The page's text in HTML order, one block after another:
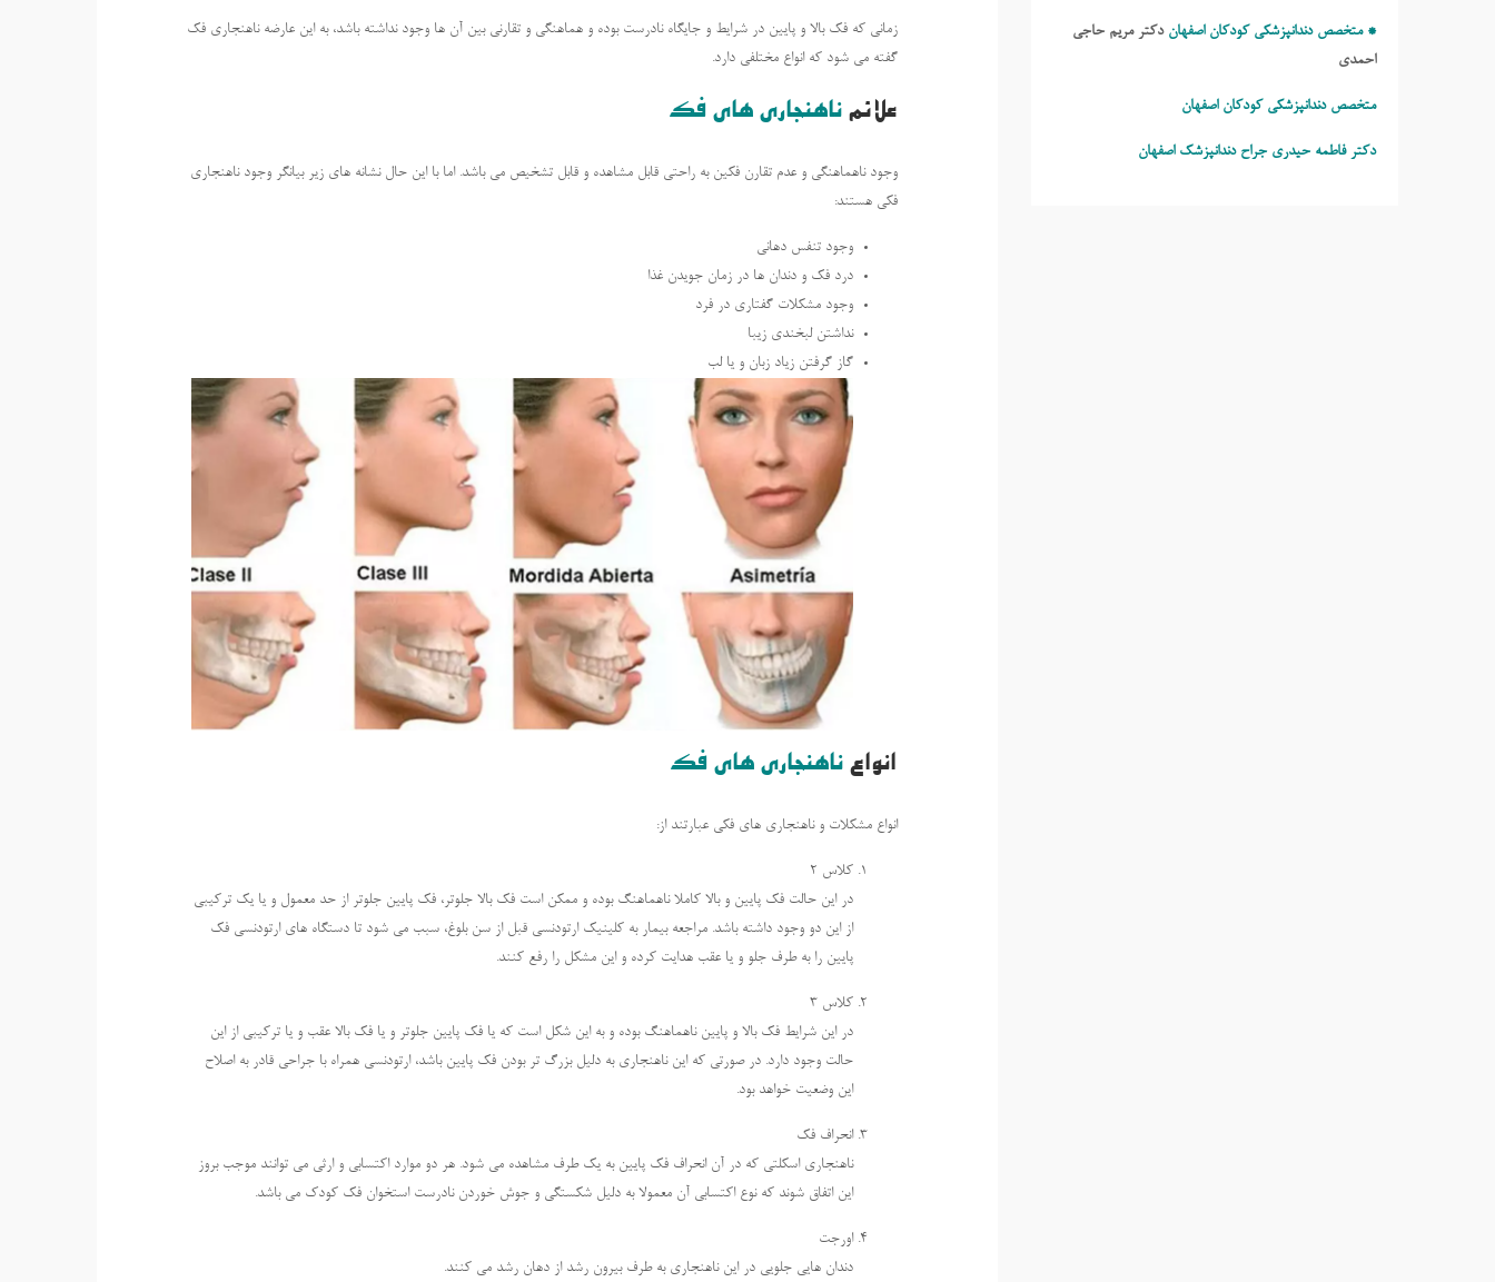
زمانی که فک بالا و پایین در شرایط و جایگاه نادرست بوده و هماهنگی و تقارنی بین آن ها وجود نداشته باشد، به این عارضه ناهنجاری فک
گفته می شود که انواع مختلفی دارد.
علائم ناهنجاری های فک
وجود ناهماهنگی و عدم تقارن فکین به راحتی قابل مشاهده و قابل تشخیص می باشد. اما با این حال نشانه های زیر بیانگر وجود ناهنجاری
فکی هستند:
وجود تنفس دهانی
درد فک و دندان ها در زمان جویدن غذا
وجود مشکلات گفتاری در فرد
نداشتن لبخندی زیبا
گاز گرفتن زیاد زبان و یا لب
انواع ناهنجاری های فک
انواع مشکلات و ناهنجاری های فکی عبارتند از:
کلاس 2
در این حالت فک پایین و بالا کاملا ناهماهنگ بوده و ممکن است فک بالا جلوتر، فک پایین جلوتر از حد معمول و یا یک ترکیبی
از این دو وجود داشته باشد. مراجعه بیمار به کلینیک ارتودنسی قبل از سن بلوغ، سبب می شود تا دستگاه های ارتودنسی فک
پایین را به طرف جلو و یا عقب هدایت کرده و این مشکل را رفع کنند.
کلاس 3
در این شرایط فک بالا و پایین ناهماهنگ بوده و به این شکل است که یا فک پایین جلوتر و یا فک بالا عقب و یا ترکیبی از این
حالت وجود دارد. در صورتی که این ناهنجاری به دلیل بزرگ تر بودن فک پایین باشد، ارتودنسی همراه با جراحی قادر به اصلاح
این وضعیت خواهد بود.
انحراف فک
ناهنجاری اسکلتی که در آن انحراف فک پایین به یک طرف مشاهده می شود. هر دو موارد اکتسابی و ارثی می توانند موجب بروز
این اتفاق شوند که نوع اکتسابی آن معمولا به دلیل شکستگی و جوش خوردن نادرست استخوان فک کودک می باشد.
اورجت
دندان هایی جلویی در این ناهنجاری به طرف بیرون رشد از دهان رشد می کنند.
* متخصص دندانپزشکی کودکان اصفهان دکتر مریم حاجی
احمدی
متخصص دندانپزشکی کودکان اصفهان
دکتر فاطمه حیدری جراح دندانپزشک اصفهان